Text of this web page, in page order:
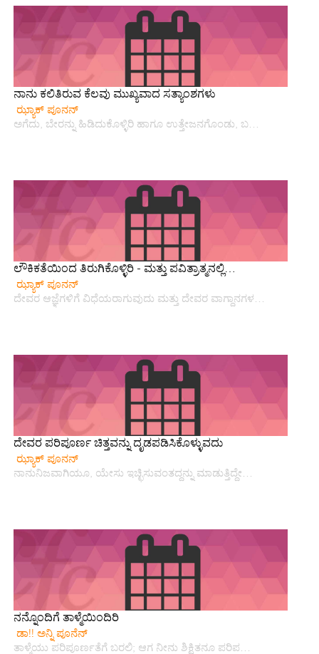
ನಾನು ಕಲಿತಿರುವ ಕೆಲವು ಮುಖ್ಯವಾದ ಸತ್ಯಾಂಶಗಳು
ಝ್ಯಾಕ್ ಪೂನನ್
ಅಗೆದು, ಬೇರನ್ನು ಹಿಡಿದುಕೊಳ್ಳಿರಿ ಹಾಗೂ ಉತ್ತೇಜನಗೊಂಡು, ಬ…
ಲೌಕಿಕತೆಯಿಂದ ತಿರುಗಿಕೊಳ್ಳಿರಿ - ಮತ್ತು ಪವಿತ್ರಾತ್ಮನಲ್ಲಿ…
ಝ್ಯಾಕ್ ಪೂನನ್
ದೇವರ ಆಜ್ಞೆಗಳಿಗೆ ವಿಧೆಯರಾಗುವುದು ಮತ್ತು ದೇವರ ವಾಗ್ದಾನಗಳ…
ದೇವರ ಪರಿಪೂರ್ಣ ಚಿತ್ತವನ್ನು ದೃಡಪಡಿಸಿಕೊಳ್ಳುವದು
ಝ್ಯಾಕ್ ಪೂನನ್
ನಾನುನಿಜವಾಗಿಯೂ, ಯೇಸು ಇಚ್ಛಿಸುವಂತದ್ದನ್ನು ಮಾಡುತ್ತಿದ್ದೇ…
ನನ್ನೊಂದಿಗೆ ತಾಳ್ಮೆಯಿಂದಿರಿ
ಡಾ!! ಅನ್ನಿ ಪೂನೆನ್
ತಾಳ್ಮೆಯು ಪರಿಪೂರ್ಣತೆಗೆ ಬರಲಿ; ಆಗ ನೀನು ಶಿಕ್ಷಿತನೂ ಪರಿಪ…